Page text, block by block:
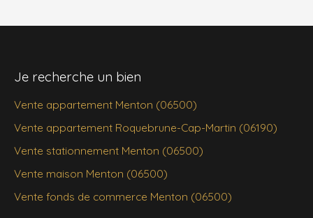
Je recherche un bien
Vente appartement Menton (06500)
Vente appartement Roquebrune-Cap-Martin (06190)
Vente stationnement Menton (06500)
Vente maison Menton (06500)
Vente fonds de commerce Menton (06500)